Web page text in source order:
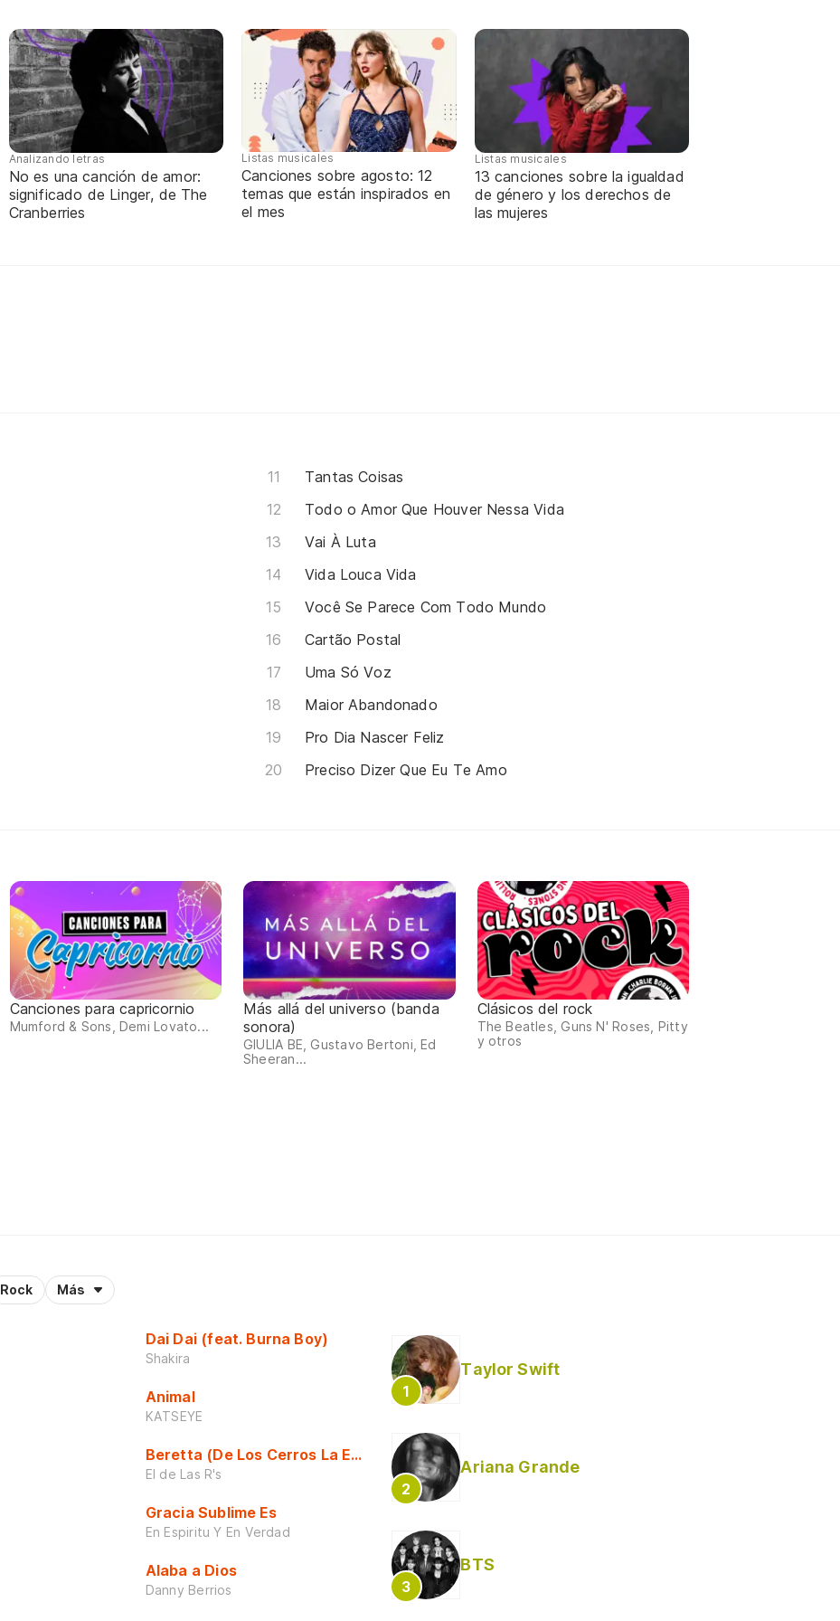
Analizando letras
No es una canción de amor:
significado de Linger, de The
Cranberries
Listas musicales
Canciones sobre agosto: 12
temas que están inspirados en
el mes
Listas musicales
13 canciones sobre la igualdad
de género y los derechos de
las mujeres
Tantas Coisas
Todo o Amor Que Houver Nessa Vida
Vai À Luta
Vida Louca Vida
Você Se Parece Com Todo Mundo
Cartão Postal
Uma Só Voz
Maior Abandonado
Pro Dia Nascer Feliz
Preciso Dizer Que Eu Te Amo
Canciones para capricornio
Mumford & Sons, Demi Lovato...
Más allá del universo (banda
sonora)
GIULIA BE, Gustavo Bertoni, Ed
Sheeran...
Clásicos del rock
The Beatles, Guns N' Roses, Pitty
y otros
Rock Más
Dai Dai (feat. Burna Boy)
Shakira
Animal
KATSEYE
Beretta (De Los Cerros La Escuela)
El de Las R's
Gracia Sublime Es
En Espiritu Y En Verdad
Alaba a Dios
Danny Berrios
Taylor Swift
Ariana Grande
BTS